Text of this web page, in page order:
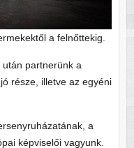
a felnőttekig.
partnerünk a
része, illetve az egyéni
a
képviselői vagyunk.